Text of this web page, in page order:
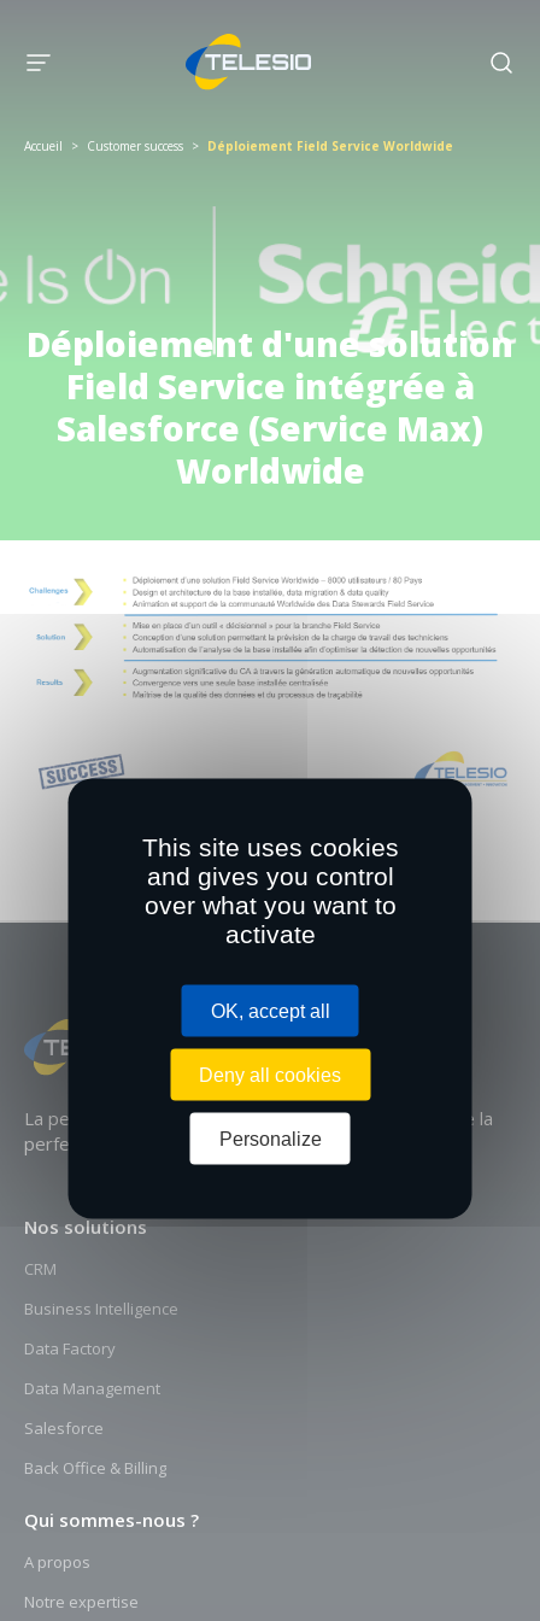
Accueil > Customer success > Déploiement Field Service Worldwide
Déploiement d'une solution
Field Service intégrée à
Salesforce (Service Max)
Worldwide
La perfection n’est pas atteignable,mais si on cherche la
perfection
on peut atteindre l’excellence
Nos solutions
CRM
Business Intelligence
Data Factory
Data Management
Salesforce
Back Office & Billing
Qui sommes-nous ?
A propos
Notre expertise
This site uses cookies
and gives you control
over what you want to
activate
OK, accept all
Deny all cookies
Personalize